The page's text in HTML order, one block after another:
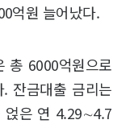
억원 늘어났다.
총 6000억원으로
잔금대출 금리는
얹은 연 4.29∼4.7